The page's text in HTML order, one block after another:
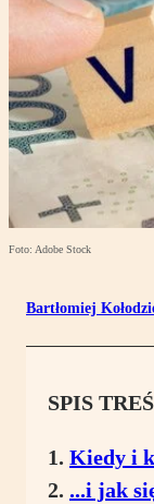
Foto: Adobe Stock
Bartłomiej
SPIS
Kiedy i
...i jak